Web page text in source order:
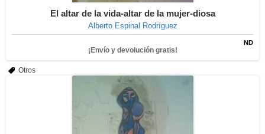
El altar de la vida-altar de la mujer-diosa
Alberto Espinal Rodríguez
ND
¡Envío y devolución gratis!
Otros